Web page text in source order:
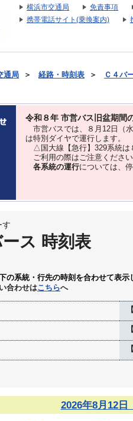
横浜市交通局 免責事項
携帯電話サイト(乗換案内)
通局 ＞ 経路・時刻表 ＞ Ｃ４バ
令和８年 市営バス旧盆期間
市営バスでは、８⽉12⽇（
は特別ダイヤで運⾏します。
△国大線【急行】329系統は
ご利用の際はご注意ください
各系統の運行については、
す
ース 時刻表
の系統・行先の時刻を合わせて表示
合わせはこちらへ
2026年8月12日